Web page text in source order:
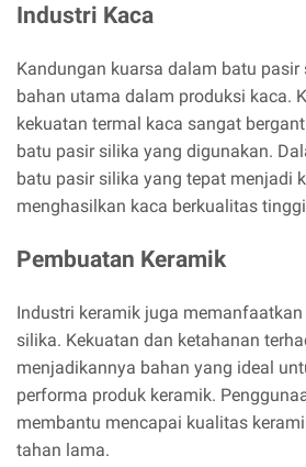
Industri Kaca
Kandungan kuarsa dalam batu
bahan utama dalam produksi kaca.
kekuatan termal kaca sangat
batu pasir silika yang digunakan.
batu pasir silika yang tepat menjadi
menghasilkan kaca berkualitas
Pembuatan Keramik
Industri keramik juga
silika. Kekuatan dan ketahanan
menjadikannya bahan yang ideal
performa produk keramik.
membantu mencapai kualitas
tahan lama.